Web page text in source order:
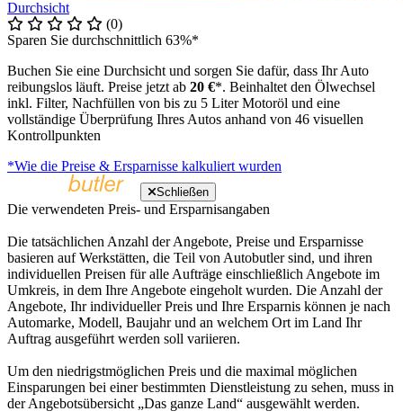
Durchsicht
(0)
Sparen Sie durchschnittlich 63%*
Buchen Sie eine Durchsicht und sorgen Sie dafür, dass Ihr Auto
reibungslos läuft. Preise jetzt ab 20 €*. Beinhaltet den Ölwechsel
inkl. Filter, Nachfüllen von bis zu 5 Liter Motoröl und eine
vollständige Überprüfung Ihres Autos anhand von 46 visuellen
Kontrollpunkten
*Wie die Preise & Ersparnisse kalkuliert wurden
Schließen
Die verwendeten Preis- und Ersparnisangaben
Die tatsächlichen Anzahl der Angebote, Preise und Ersparnisse
basieren auf Werkstätten, die Teil von Autobutler sind, und ihren
individuellen Preisen für alle Aufträge einschließlich Angebote im
Umkreis, in dem Ihre Angebote eingeholt wurden. Die Anzahl der
Angebote, Ihr individueller Preis und Ihre Ersparnis können je nach
Automarke, Modell, Baujahr und an welchem Ort im Land Ihr
Auftrag ausgeführt werden soll variieren.
Um den niedrigstmöglichen Preis und die maximal möglichen
Einsparungen bei einer bestimmten Dienstleistung zu sehen, muss in
der Angebotsübersicht „Das ganze Land“ ausgewählt werden.